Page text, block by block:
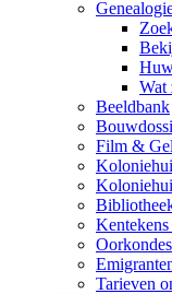
Wat
Beeldbank
Film &
Kentekens
Oorkondes
Tarieven